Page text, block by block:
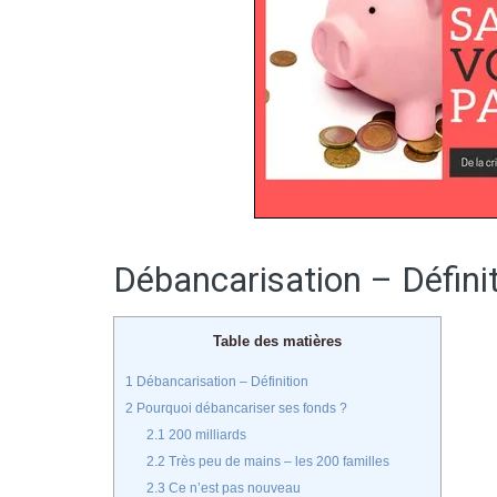
Débancarisation –
Table des matières
1 Débancarisation – Définition
2 Pourquoi débancariser ses fonds ?
2.1 200 milliards
2.2 Très peu de mains – les 200 familles
2.3 Ce n’est pas nouveau